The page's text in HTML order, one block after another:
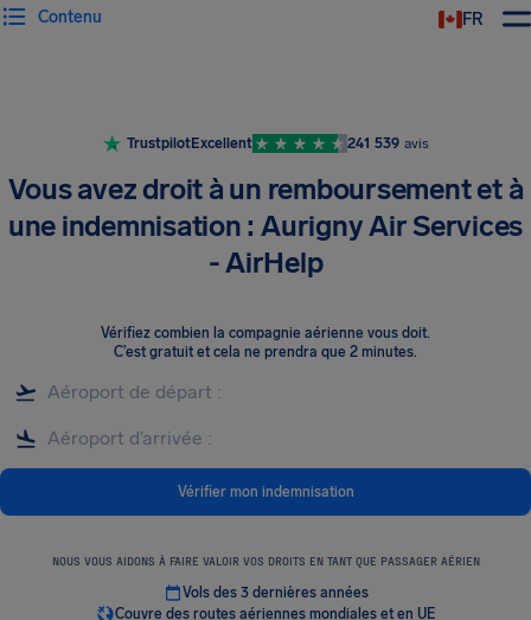
FR
Contenu
TrustpilotExcellent 241 539 avis
Vous avez droit à un remboursement et à
une indemnisation : Aurigny Air Services
- AirHelp
Vérifiez combien la compagnie aérienne vous doit.
C’est gratuit et cela ne prendra que 2 minutes.
Vérifier mon indemnisation
NOUS VOUS AIDONS À FAIRE VALOIR VOS DROITS EN TANT QUE PASSAGER AÉRIEN
Vols des 3 dernières années
Couvre des routes aériennes mondiales et en UE